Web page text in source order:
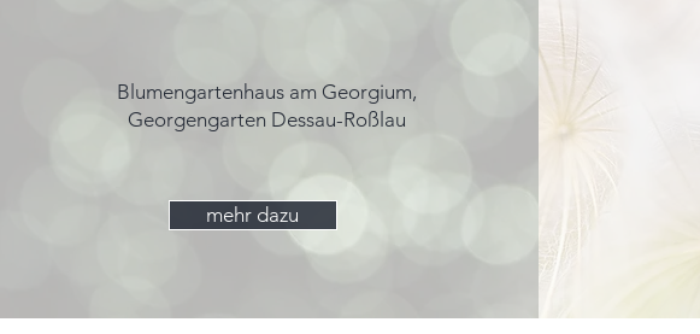
Blumengartenhaus am Georgium,
Georgengarten Dessau-Roßlau
mehr dazu